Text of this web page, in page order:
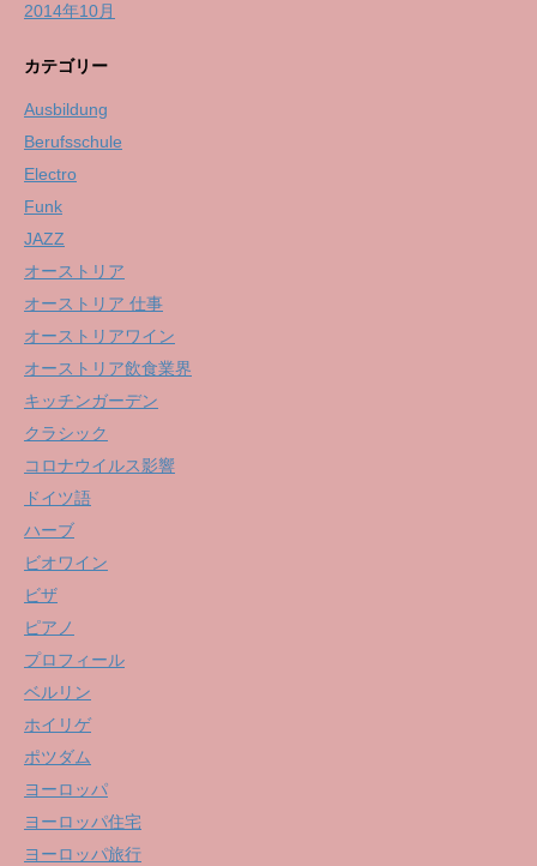
2014年10月
カテゴリー
Ausbildung
Berufsschule
Electro
Funk
JAZZ
オーストリア
オーストリア 仕事
オーストリアワイン
オーストリア飲食業界
キッチンガーデン
クラシック
コロナウイルス影響
ドイツ語
ハーブ
ビオワイン
ビザ
ピアノ
プロフィール
ベルリン
ホイリゲ
ポツダム
ヨーロッパ
ヨーロッパ住宅
ヨーロッパ旅行